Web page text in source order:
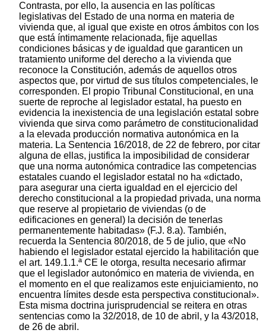
Contrasta, por ello, la ausencia en las políticas
legislativas del Estado de una norma en materia de
vivienda que, al igual que existe en otros ámbitos con los
que está íntimamente relacionada, fije aquellas
condiciones básicas y de igualdad que garanticen un
tratamiento uniforme del derecho a la vivienda que
reconoce la Constitución, además de aquellos otros
aspectos que, por virtud de sus títulos competenciales, le
corresponden. El propio Tribunal Constitucional, en una
suerte de reproche al legislador estatal, ha puesto en
evidencia la inexistencia de una legislación estatal sobre
vivienda que sirva como parámetro de constitucionalidad
a la elevada producción normativa autonómica en la
materia. La Sentencia 16/2018, de 22 de febrero, por citar
alguna de ellas, justifica la imposibilidad de considerar
que una norma autonómica contradice las competencias
estatales cuando el legislador estatal no ha «dictado,
para asegurar una cierta igualdad en el ejercicio del
derecho constitucional a la propiedad privada, una norma
que reserve al propietario de viviendas (o de
edificaciones en general) la decisión de tenerlas
permanentemente habitadas» (F.J. 8.a). También,
recuerda la Sentencia 80/2018, de 5 de julio, que «No
habiendo el legislador estatal ejercido la habilitación que
el art. 149.1.1.ª CE le otorga, resulta necesario afirmar
que el legislador autonómico en materia de vivienda, en
el momento en el que realizamos este enjuiciamiento, no
encuentra límites desde esta perspectiva constitucional».
Esta misma doctrina jurisprudencial se reitera en otras
sentencias como la 32/2018, de 10 de abril, y la 43/2018,
de 26 de abril.